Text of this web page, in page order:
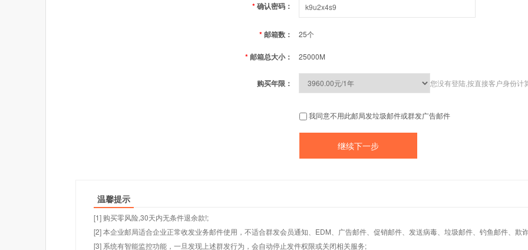
*确认密码：
*邮箱数： 25个
*邮箱总大小： 25000M
购买年限： 您没有登陆,按直接客户身份计
我同意不用此邮局发垃圾邮件或群发广告邮件
温馨提示
[1] 购买零风险,30天内无条件退余款!;
[2] 本企业邮局适合企业正常收发业务邮件使用，不适合群发会员通知、EDM、广告邮件、促销邮件、发送病毒、垃圾邮件、钓鱼邮件、欺
[3] 系统有智能监控功能，一旦发现上述群发行为，会自动停止发件权限或关闭相关服务;